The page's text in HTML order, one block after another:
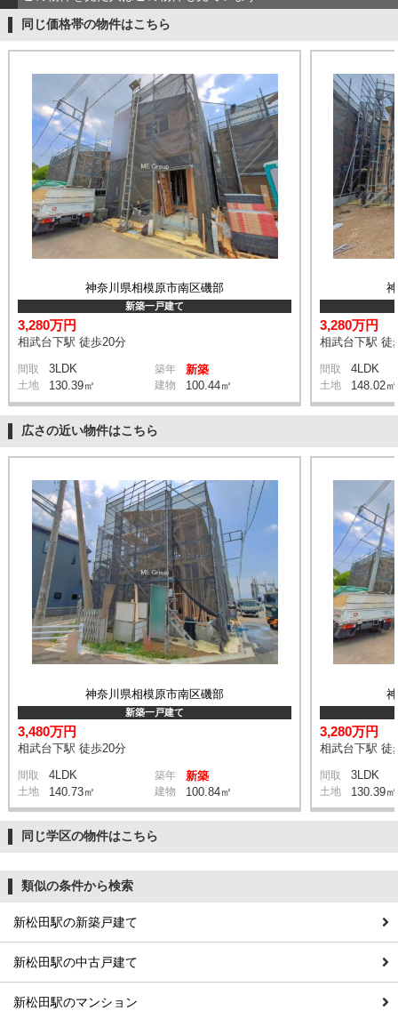
同じ価格帯の物件はこちら
神奈川県相模原市南区磯部
新築一戸建て
3,280万円
相武台下駅 徒歩20分
間取 3LDK 築年 新築
土地 130.39㎡ 建物 100.44㎡
3,280万円
相武台下駅 徒
間取 4LDK
土地 148.02㎡
広さの近い物件はこちら
神奈川県相模原市南区磯部
新築一戸建て
3,480万円
相武台下駅 徒歩20分
間取 4LDK 築年 新築
土地 140.73㎡ 建物 100.84㎡
3,280万円
相武台下駅 徒
間取 3LDK
土地 130.39㎡
同じ学区の物件はこちら
類似の条件から検索
新松田駅の新築戸建て
新松田駅の中古戸建て
新松田駅のマンション